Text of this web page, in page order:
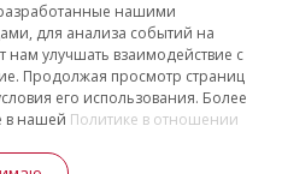
нашими
для анализа событий на
нам улучшать взаимодействие с
Продолжая просмотр страниц
его использования. Более
в нашей Политике в отношении